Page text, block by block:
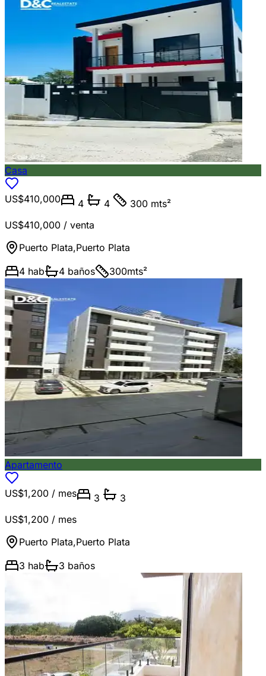
Casa
US$410,000 4 4
300 mts²
US$410,000 / venta
Puerto Plata,Puerto Plata
4 hab 4 baños 300mts²
Apartamento
US$1,200 / mes 3
3
US$1,200 / mes
Puerto Plata,Puerto Plata
3 hab 3 baños